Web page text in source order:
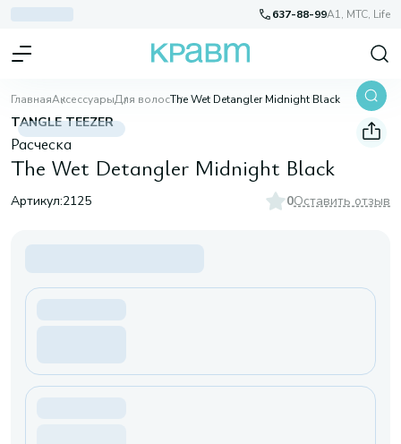
637-88-99A1, МТС, Life
ГлавнаяАксессуарыДля волосThe Wet Detangler Midnight Black
TANGLE TEEZER
Расческа
The Wet Detangler Midnight Black
Артикул:2125 0Оставить отзыв